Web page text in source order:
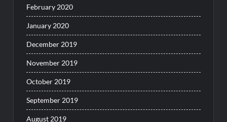
February 2020
January 2020
December 2019
November 2019
October 2019
September 2019
August 2019